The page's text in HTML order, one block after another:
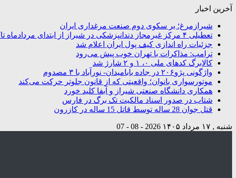
آخرین اخبار
شیرازمرغ؛ بر سکوی دوم صنعت مرغداری ایران
تعطیلی ۴ مرکز غیرمجاز دندانپزشکی در شیراز از ابتدای مردادماه تاکنون
جزئیات راه اندازی کیف پول ایران اعلام شد
ترامپ: مذاکرات با تهران خوب پیش می‌رود
کالابرگ کدهای ملی ۰، ۱ و ۲ شارژ شد
واژگونی پژو۲۰۶ در جاده بابامیدان- نورآباد با ۳ مصدوم
موتورسواری بانوان؛ واقعیتی که از قانون جلوتر حرکت می‌کند
همکاری دانشگاه صنعتی شیراز و آبفا کلید خورد
شتاب در صدور اسناد مالکیت تک برگ در فارس
قتل جوان 28 ساله توسط قاتل 15 ساله در کازرون
شنبه , ۱۷ مرداد ۱۴۰۵ 2026 - 08 - 07